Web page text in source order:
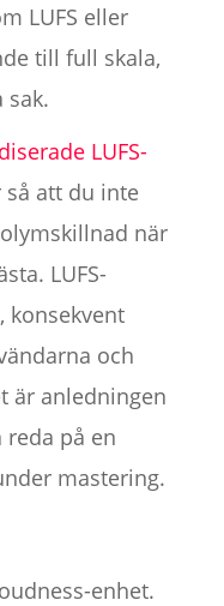
LUFS eller
till full skala,
sak.
LUFS-
att du inte
när
LUFS-
konsekvent
och
är anledningen
på en
mastering.
enhet.